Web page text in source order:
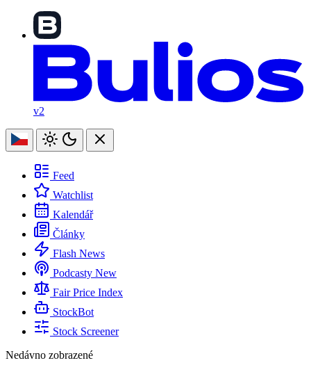
v2
Feed
Watchlist
Kalendář
Články
Flash News
Podcasty New
Fair Price Index
StockBot
Stock Screener
Nedávno zobrazené